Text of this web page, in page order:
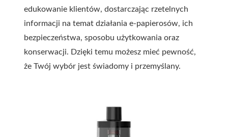
edukowanie klientów, dostarczając rzetelnych
informacji na temat działania e-papierosów, ich
bezpieczeństwa, sposobu użytkowania oraz
konserwacji. Dzięki temu możesz mieć pewność,
że Twój wybór jest świadomy i przemyślany.